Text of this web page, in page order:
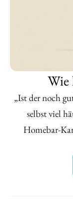
Wie
„Ist der noch
selbst viel
Homebar-